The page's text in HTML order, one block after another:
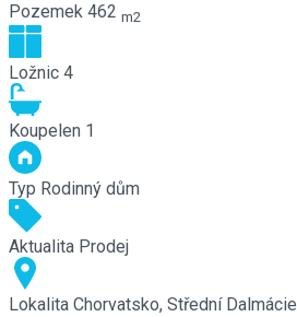
Pozemek 462 m2
Ložnic 4
Koupelen 1
Typ Rodinný dům
Aktualita Prodej
Lokalita Chorvatsko, Střední Dalmácie